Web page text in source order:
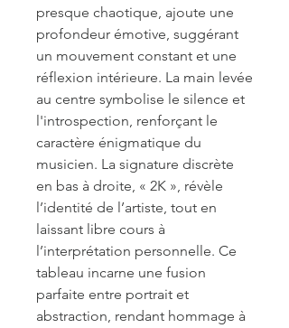
presque chaotique, ajoute une
profondeur émotive, suggérant
un mouvement constant et une
réflexion intérieure. La main levée
au centre symbolise le silence et
l'introspection, renforçant le
caractère énigmatique du
musicien. La signature discrète
en bas à droite, « 2K », révèle
l’identité de l’artiste, tout en
laissant libre cours à
l’interprétation personnelle. Ce
tableau incarne une fusion
parfaite entre portrait et
abstraction, rendant hommage à